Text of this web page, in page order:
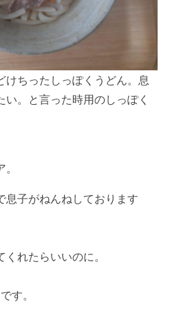
けちったしっぽくうどん。息
。と言った時用のしっぽく
息子がねんねしております
れたらいいのに。
す。